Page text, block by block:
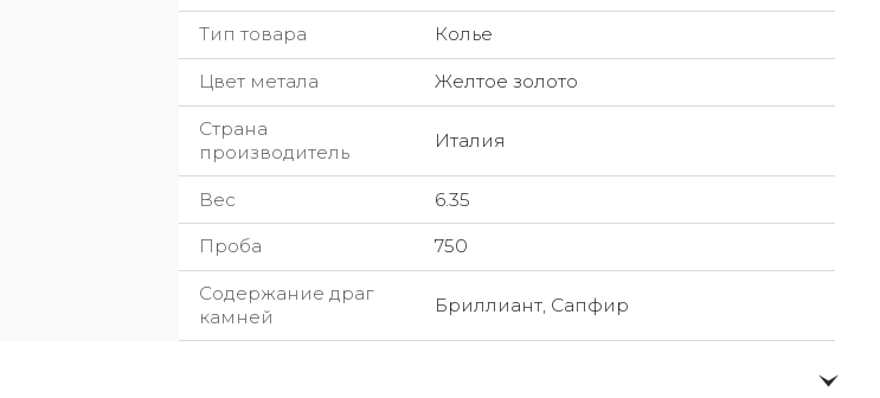
Тип товара Колье
Цвет метала Желтое золото
Страна
производитель
Италия
Вес 6.35
Проба 750
Содержание драг
камней
Бриллиант, Сапфир